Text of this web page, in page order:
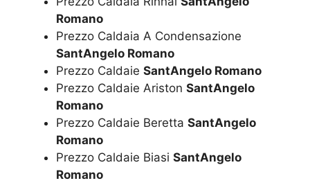
Romano
Prezzo Caldaia A Condensazione
SantAngelo Romano
Prezzo Caldaie SantAngelo Romano
Prezzo Caldaie Ariston SantAngelo
Romano
Prezzo Caldaie Beretta SantAngelo
Romano
Prezzo Caldaie Biasi SantAngelo
Romano